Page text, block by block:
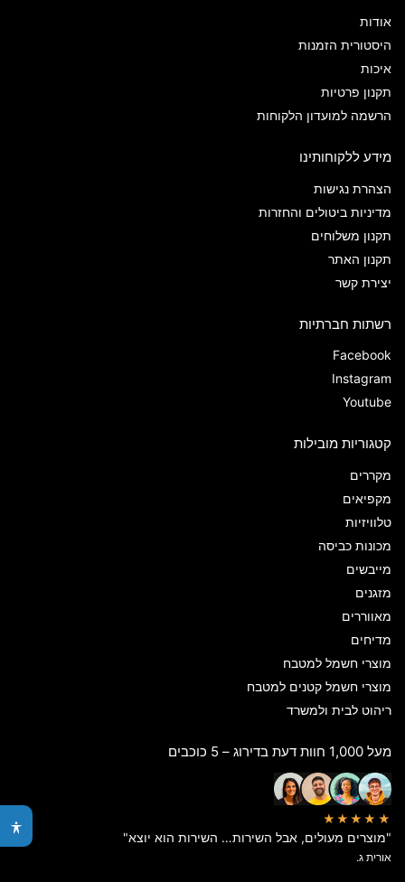
אודות
היסטורית הזמנות
איכות
תקנון פרטיות
הרשמה למועדון הלקוחות
מידע ללקוחותינו
הצהרת נגישות
מדיניות ביטולים והחזרות
תקנון משלוחים
תקנון האתר
יצירת קשר
רשתות חברתיות
Facebook
Instagram
Youtube
קטגוריות מובילות
מקררים
מקפיאים
טלוויזיות
מכונות כביסה
מייבשים
מזגנים
מאווררים
מדיחים
מוצרי חשמל למטבח
מוצרי חשמל קטנים למטבח
ריהוט לבית ולמשרד
מעל 1,000 חוות דעת בדירוג – 5 כוכבים
★★★★★
"מוצרים מעולים, אבל השירות… השירות הוא יוצא"
אורית ג.